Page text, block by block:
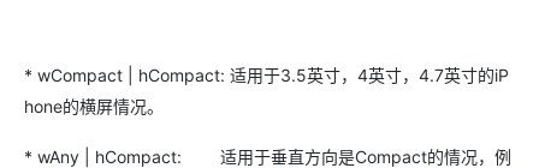
* wCompact | hCompact: 适用于3.5英寸，4英寸，4.7英寸的iP
hone的横屏情况。
* wAny | hCompact: 适用于垂直方向是Compact的情况，例